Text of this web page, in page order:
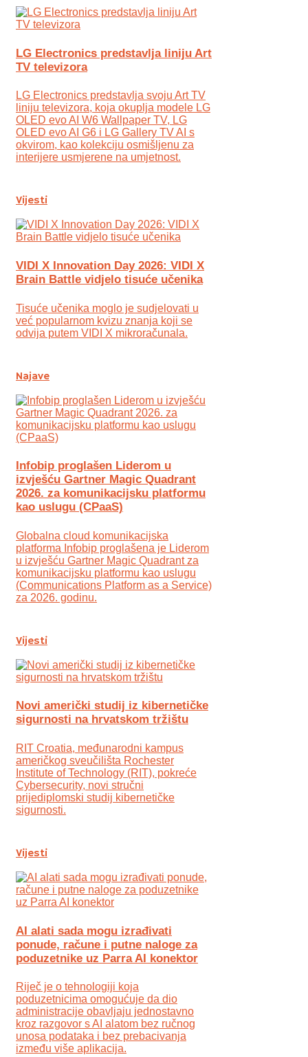
LG Electronics predstavlja liniju Art
TV televizora
LG Electronics predstavlja svoju Art TV
liniju televizora, koja okuplja modele LG
OLED evo AI W6 Wallpaper TV, LG
OLED evo AI G6 i LG Gallery TV AI s
okvirom, kao kolekciju osmišljenu za
interijere usmjerene na umjetnost.
Vijesti
VIDI X Innovation Day 2026: VIDI X
Brain Battle vidjelo tisuće učenika
Tisuće učenika moglo je sudjelovati u
već popularnom kvizu znanja koji se
odvija putem VIDI X mikroračunala.
Najave
Infobip proglašen Liderom u
izvješću Gartner Magic Quadrant
2026. za komunikacijsku platformu
kao uslugu (CPaaS)
Globalna cloud komunikacijska
platforma Infobip proglašena je Liderom
u izvješću Gartner Magic Quadrant za
komunikacijsku platformu kao uslugu
(Communications Platform as a Service)
za 2026. godinu.
Vijesti
Novi američki studij iz kibernetičke
sigurnosti na hrvatskom tržištu
RIT Croatia, međunarodni kampus
američkog sveučilišta Rochester
Institute of Technology (RIT), pokreće
Cybersecurity, novi stručni
prijediplomski studij kibernetičke
sigurnosti.
Vijesti
AI alati sada mogu izrađivati
ponude, račune i putne naloge za
poduzetnike uz Parra AI konektor
Riječ je o tehnologiji koja
poduzetnicima omogućuje da dio
administracije obavljaju jednostavno
kroz razgovor s AI alatom bez ručnog
unosa podataka i bez prebacivanja
između više aplikacija.